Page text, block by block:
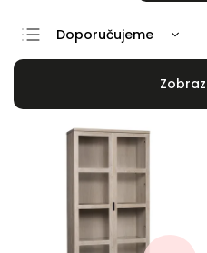
Doporučujeme
Nejlevnější
Abecedně